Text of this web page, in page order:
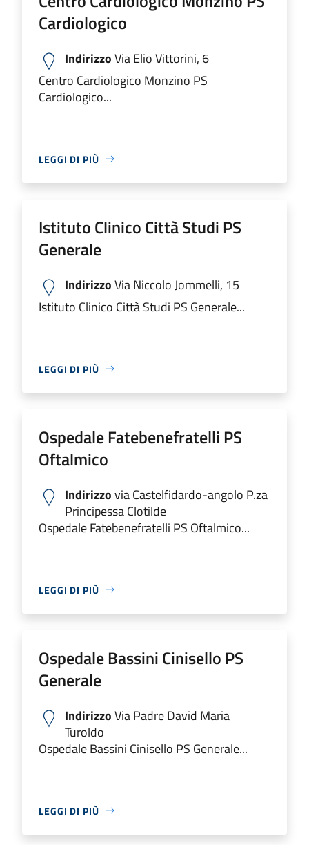
Cardiologico
IndirizzoVia Elio Vittorini, 6
Centro Cardiologico Monzino PS
Cardiologico...
LEGGI DI PIÙ
Istituto Clinico Città Studi PS
Generale
IndirizzoVia Niccolo Jommelli, 15
Istituto Clinico Città Studi PS Generale...
LEGGI DI PIÙ
Ospedale Fatebenefratelli PS
Oftalmico
Indirizzovia Castelfidardo-angolo P.za
Principessa Clotilde
Ospedale Fatebenefratelli PS Oftalmico...
LEGGI DI PIÙ
Ospedale Bassini Cinisello PS
Generale
IndirizzoVia Padre David Maria
Turoldo
Ospedale Bassini Cinisello PS Generale...
LEGGI DI PIÙ